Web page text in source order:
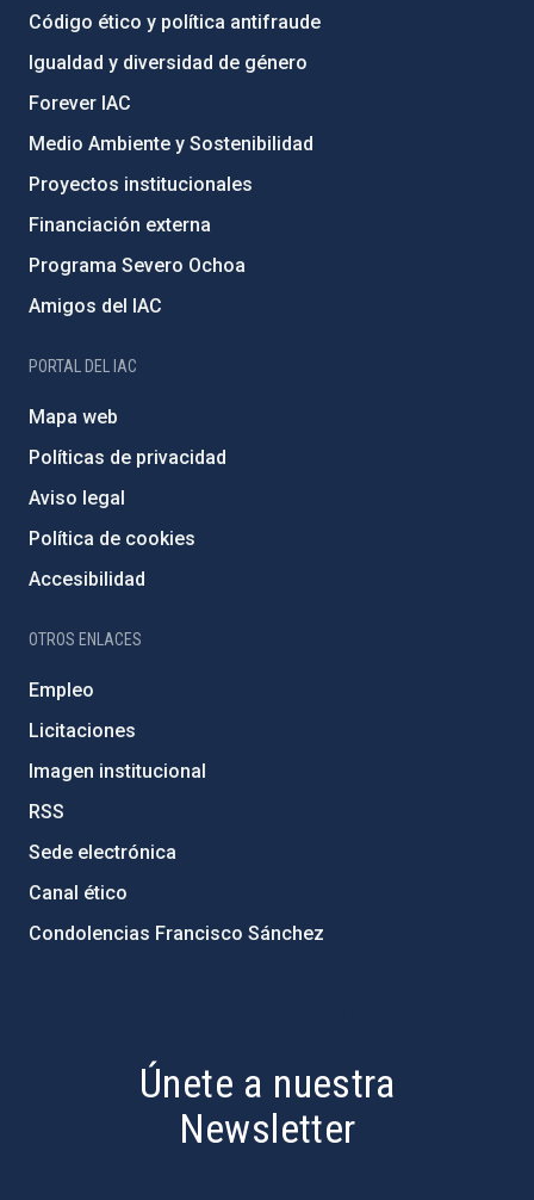
Código ético y política antifraude
Igualdad y diversidad de género
Forever IAC
Medio Ambiente y Sostenibilidad
Proyectos institucionales
Financiación externa
Programa Severo Ochoa
Amigos del IAC
PORTAL DEL IAC
Mapa web
Políticas de privacidad
Aviso legal
Política de cookies
Accesibilidad
OTROS ENLACES
Empleo
Licitaciones
Imagen institucional
RSS
Sede electrónica
Canal ético
Condolencias Francisco Sánchez
Únete a nuestra
Newsletter